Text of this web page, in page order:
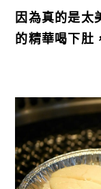
因為真的是太
的精華喝下肚